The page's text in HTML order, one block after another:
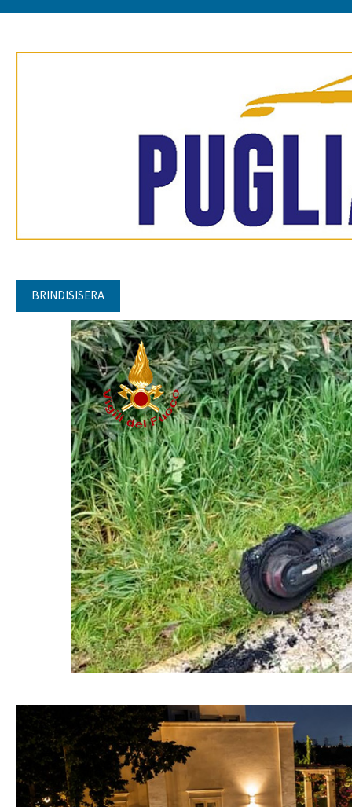
BRINDISISERA